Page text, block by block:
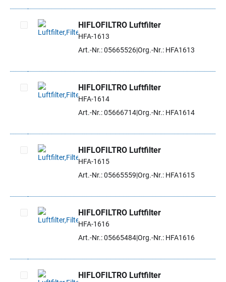
Artikel auswählen
HIFLOFILTRO Luftfilter
HFA-1613
Art.-Nr.: 05665526Org.-Nr.: HFA1613
Artikel auswählen
HIFLOFILTRO Luftfilter
HFA-1614
Art.-Nr.: 05666714Org.-Nr.: HFA1614
Artikel auswählen
HIFLOFILTRO Luftfilter
HFA-1615
Art.-Nr.: 05665559 Org.-Nr.: HFA1615
Artikel auswählen
HIFLOFILTRO Luftfilter
HFA-1616
Art.-Nr.: 05665484Org.-Nr.: HFA1616
HIFLOFILTRO Luftfilter